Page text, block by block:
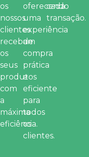
os
nossos
clientes
recebam
os
seus
produtos
com
a
máxima
eficiência.
oferecendo
uma
experiência
de
compra
prática
e
eficiente
para
todos
os
clientes.
cada
transação.